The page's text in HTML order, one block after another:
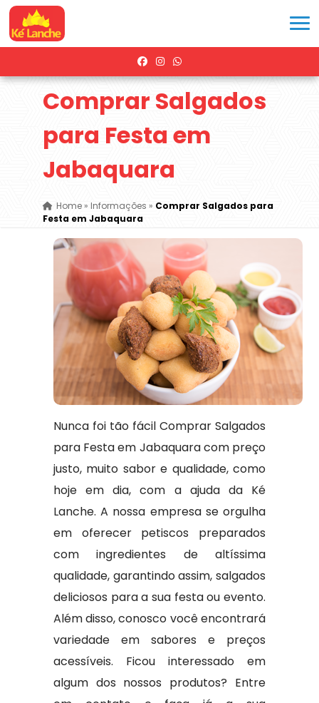
Comprar Salgados
para Festa em
Jabaquara
Home» Informações » Comprar Salgados para
Festa em Jabaquara
Nunca foi tão fácil Comprar Salgados
para Festa em Jabaquara com preço
justo, muito sabor e qualidade, como
hoje em dia, com a ajuda da Ké
Lanche. A nossa empresa se orgulha
em oferecer petiscos preparados
com ingredientes de altíssima
qualidade, garantindo assim, salgados
deliciosos para a sua festa ou evento.
Além disso, conosco você encontrará
variedade em sabores e preços
acessíveis. Ficou interessado em
algum dos nossos produtos? Entre